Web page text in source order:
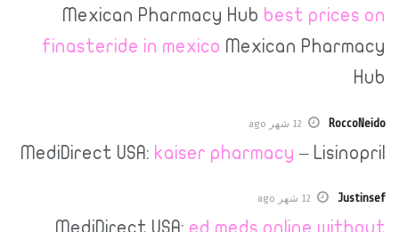
Mexican Pharmacy Hubbest
finasteride in mexico Mexican
12 شهر ago
MediDirect USA:kaiser pharmacy–
12 شهر ago
MediDirect USA: ed meds online